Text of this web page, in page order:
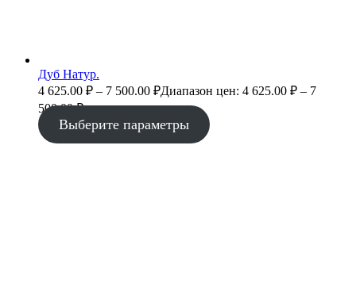
Дуб Натур.
4 625.00 ₽ – 7 500.00 ₽Диапазон цен: 4 625.00 ₽ – 7
500.00 ₽
Выберите параметры